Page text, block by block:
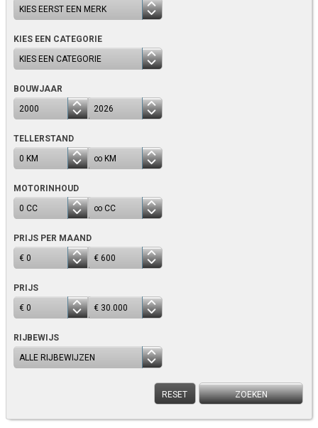
KIES EEN CATEGORIE
BOUWJAAR
TELLERSTAND
MOTORINHOUD
PRIJS PER MAAND
PRIJS
RIJBEWIJS
RESET ZOEKEN